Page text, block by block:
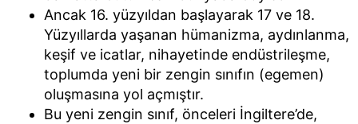
Ancak 16. yüzyıldan başlayarak 17 ve 18.
Yüzyıllarda yaşanan hümanizma, aydınlanma,
keşif ve icatlar, nihayetinde endüstrileşme,
toplumda yeni bir zengin sınıfın (egemen)
oluşmasına yol açmıştır.
Bu yeni zengin sınıf, önceleri İngiltere’de,